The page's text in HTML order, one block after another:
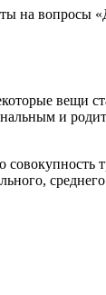
на
вещи
и